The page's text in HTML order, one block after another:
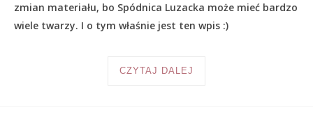
zmian materiału, bo Spódnica Luzacka może mieć bardzo
wiele twarzy. I o tym właśnie jest ten wpis :)
CZYTAJ DALEJ